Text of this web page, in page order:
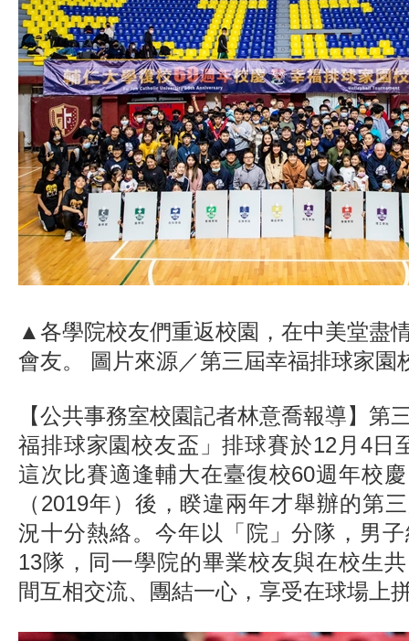
▲各學院校友們重返校園，在中美堂盡
會友。 圖片來源／第三屆幸福排球家園
【公共事務室校園記者林意喬報導】第
福排球家園校友盃」排球賽於12月4日
這次比賽適逢輔大在臺復校60週年校
（2019年）後，睽違兩年才舉辦的第
況十分熱絡。今年以「院」分隊，男
13隊，同一學院的畢業校友與在校生
間互相交流、團結一心，享受在球場上